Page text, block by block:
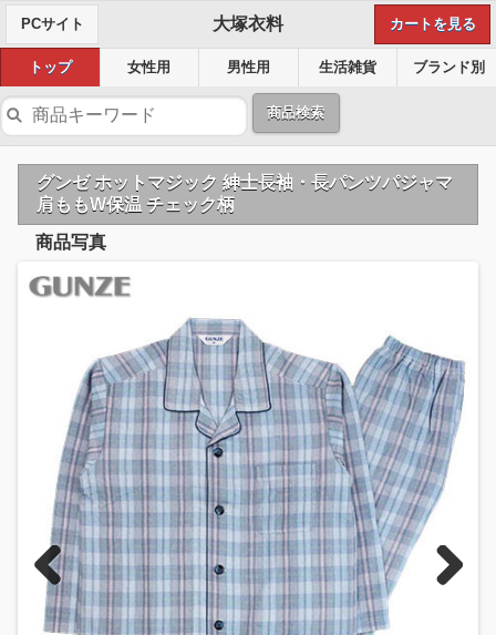
PCサイト 大塚衣料 カートを見る
トップ 女性用 男性用 生活雑貨 ブランド別
商品検索
グンゼ ホットマジック 紳士長袖・長パンツパジャマ
肩ももW保温 チェック柄
商品写真
Previous